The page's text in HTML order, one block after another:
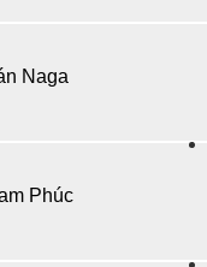
Naga
Phúc